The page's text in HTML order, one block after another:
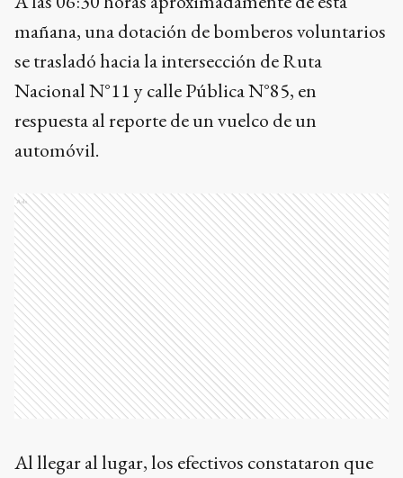
mañana, una dotación de bomberos voluntarios
se trasladó hacia la intersección de Ruta
Nacional N°11 y calle Pública N°85, en
respuesta al reporte de un vuelco de un
automóvil.
Ads
Al llegar al lugar, los efectivos constataron que